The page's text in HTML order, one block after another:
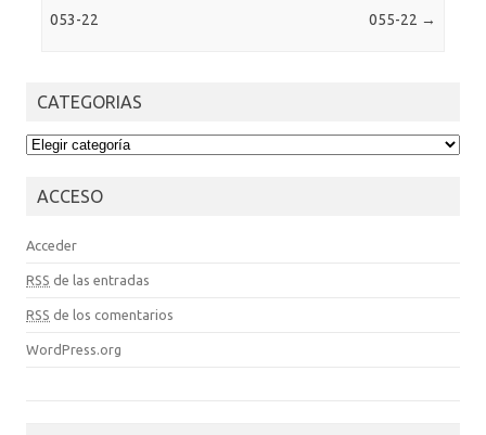
053-22
055-22 →
CATEGORIAS
CATEGORIAS
ACCESO
Acceder
RSS de las entradas
RSS de los comentarios
WordPress.org